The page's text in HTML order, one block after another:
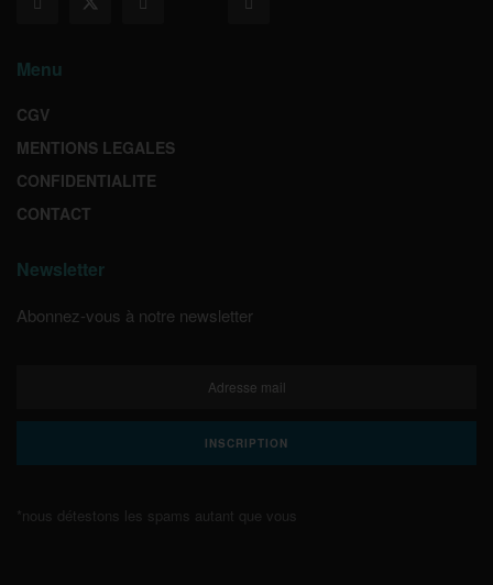
Menu
CGV
MENTIONS LEGALES
CONFIDENTIALITE
CONTACT
Newsletter
Abonnez-vous à notre newsletter
*nous détestons les spams autant que vous